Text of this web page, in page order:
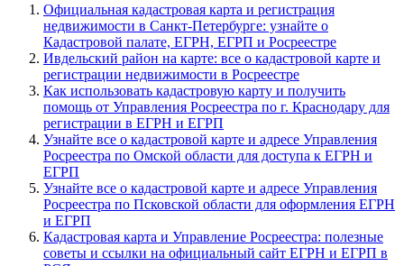
Официальная кадастровая карта и регистрация
недвижимости в Санкт-Петербурге: узнайте о
Кадастровой палате, ЕГРН, ЕГРП и Росреестре
Ивдельский район на карте: все о кадастровой карте и
регистрации недвижимости в Росреестре
Как использовать кадастровую карту и получить
помощь от Управления Росреестра по г. Краснодару для
регистрации в ЕГРН и ЕГРП
Узнайте все о кадастровой карте и адресе Управления
Росреестра по Омской области для доступа к ЕГРН и
ЕГРП
Узнайте все о кадастровой карте и адресе Управления
Росреестра по Псковской области для оформления ЕГРН
и ЕГРП
Кадастровая карта и Управление Росреестра: полезные
советы и ссылки на официальный сайт ЕГРН и ЕГРП в